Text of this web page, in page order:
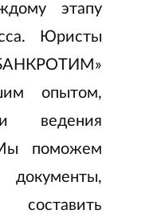
этапу
Юристы
опытом,
ведения
поможем